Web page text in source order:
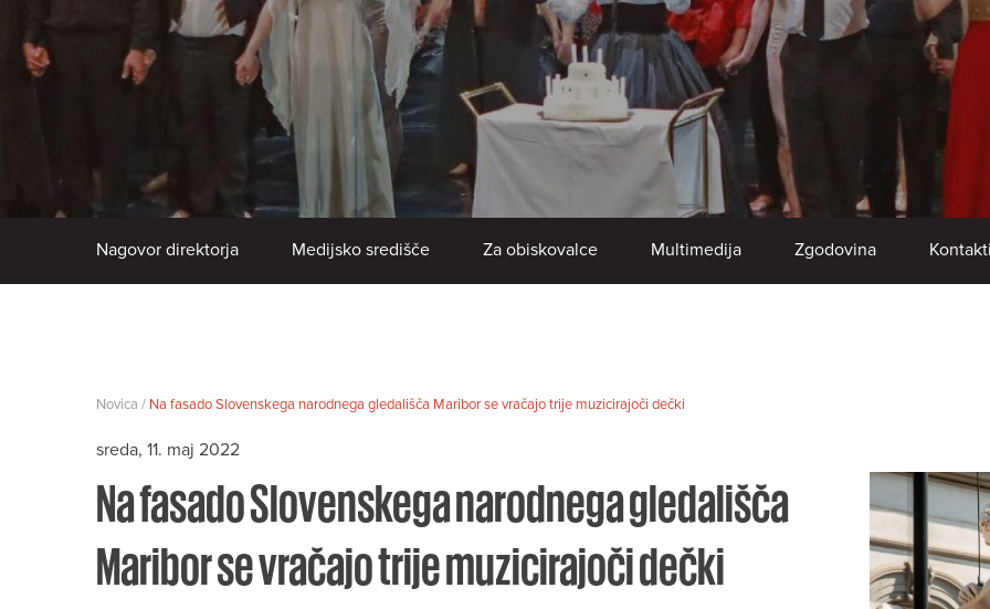
Nagovor direktorja Medijsko središče Za obiskovalce Multimedija Zgodovina
Novica / Na fasado Slovenskega narodnega gledališča Maribor se vračajo trije muzicirajoči dečki
sreda, 11. maj 2022
Na fasado Slovenskega narodnega gledališča
Maribor se vračajo trije muzicirajoči dečki